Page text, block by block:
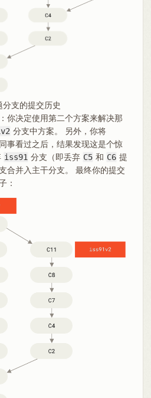
支的提交历史
你决定使用第二个方案来解决那
分支中方案。 另外，你将
事看过之后，结果发现这是个惊
iss91 分支（即丢弃 C5 和 C6 提
合并入主干分支。 最终你的提交
：